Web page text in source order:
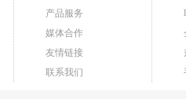
产品服务
媒体合作
友情链接
联系我们